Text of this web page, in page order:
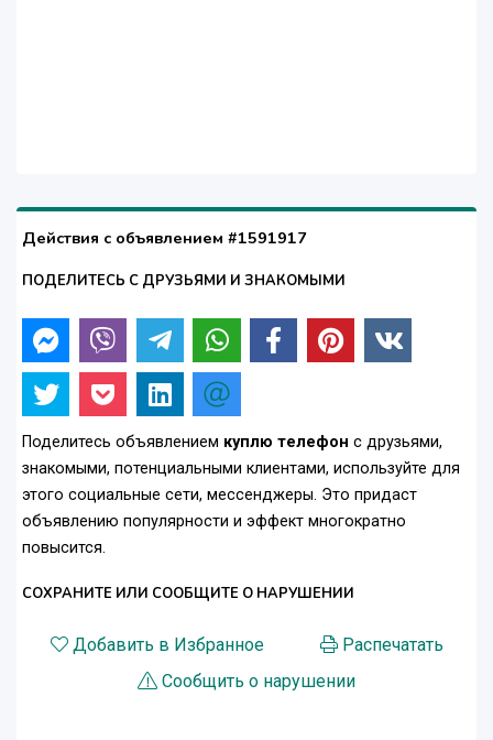
Действия с объявлением #1591917
ПОДЕЛИТЕСЬ С ДРУЗЬЯМИ И ЗНАКОМЫМИ
Поделитесь объявлением куплю телефон с друзьями,
знакомыми, потенциальными клиентами, используйте для
этого социальные сети, мессенджеры. Это придаст
объявлению популярности и эффект многократно
повысится.
СОХРАНИТЕ ИЛИ СООБЩИТЕ О НАРУШЕНИИ
Добавить в Избранное
Распечатать
Сообщить о нарушении